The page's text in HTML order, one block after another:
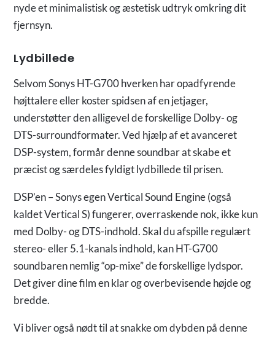
nyde et minimalistisk og æstetisk udtryk omkring dit
fjernsyn.
Lydbillede
Selvom Sonys HT-G700 hverken har opadfyrende
højttalere eller koster spidsen af en jetjager,
understøtter den alligevel de forskellige Dolby- og
DTS-surroundformater. Ved hjælp af et avanceret
DSP-system, formår denne soundbar at skabe et
præcist og særdeles fyldigt lydbillede til prisen.
DSP’en – Sonys egen Vertical Sound Engine (også
kaldet Vertical S) fungerer, overraskende nok, ikke kun
med Dolby- og DTS-indhold. Skal du afspille regulært
stereo- eller 5.1-kanals indhold, kan HT-G700
soundbaren nemlig “op-mixe” de forskellige lydspor.
Det giver dine film en klar og overbevisende højde og
bredde.
Vi bliver også nødt til at snakke om dybden på denne